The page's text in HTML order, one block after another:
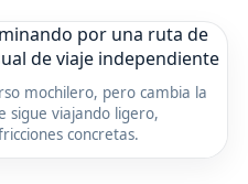
mochilero, pero cambia la
sigue viajando ligero,
concretas.